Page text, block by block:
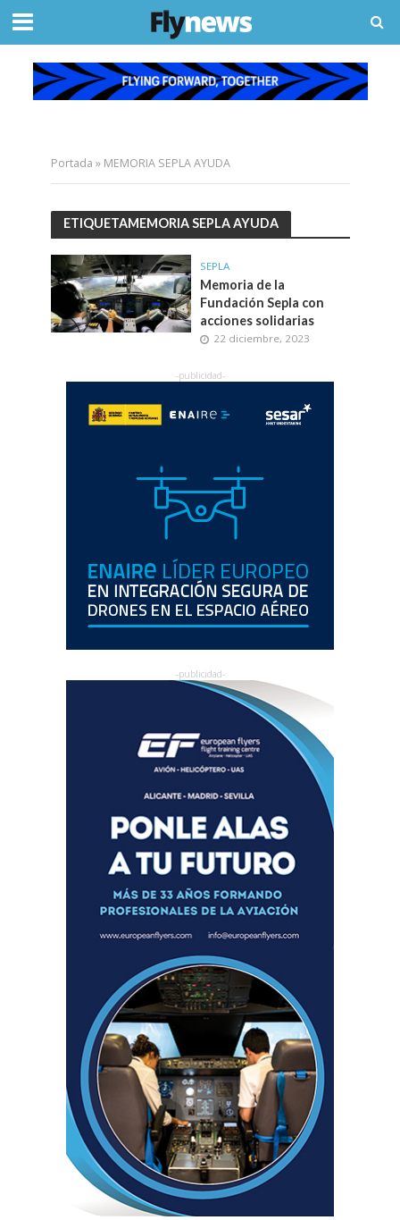
Portada » MEMORIA SEPLA AYUDA
ETIQUETAMEMORIA SEPLA AYUDA
SEPLA
Memoria de la
Fundación Sepla con
acciones solidarias
22 diciembre, 2023